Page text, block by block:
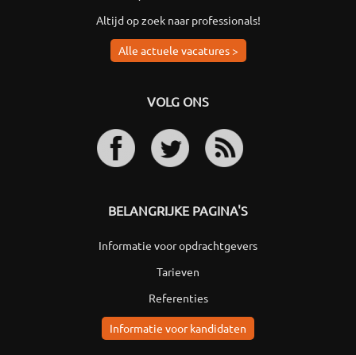
Altijd op zoek naar professionals!
Alle actuele vacatures >
VOLG ONS
BELANGRIJKE PAGINA'S
Informatie voor opdrachtgevers
Tarieven
Referenties
Informatie voor kandidaten